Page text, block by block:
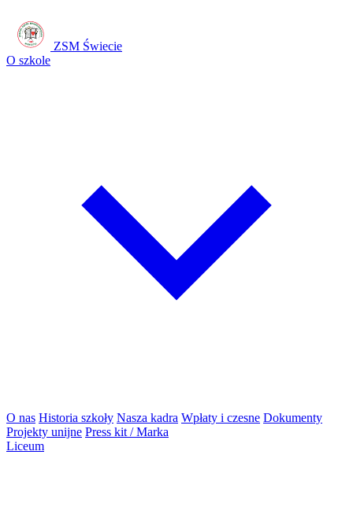
ZSM Świecie
O szkole
O nas Historia szkoły Nasza kadra Wpłaty i czesne Dokumenty
Projekty unijne Press kit / Marka
Liceum